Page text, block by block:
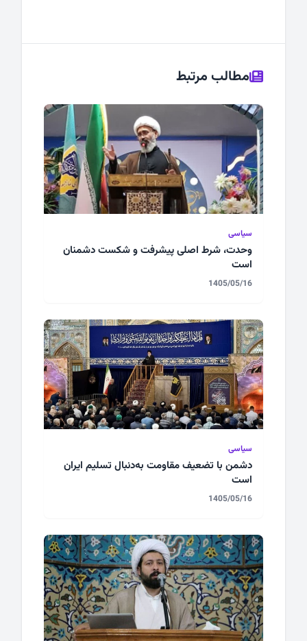
مطالب مرتبط
سیاسی
وحدت، شرط اصلی پیشرفت و شکست دشمنان
است
1405/05/16
سیاسی
دشمن با تضعیف مقاومت به‌دنبال تسلیم ایران
است
1405/05/16